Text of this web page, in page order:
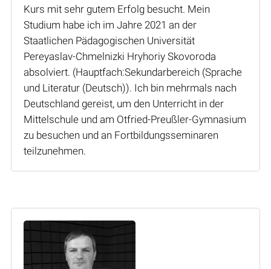
Kurs mit sehr gutem Erfolg besucht. Mein
Studium habe ich im Jahre 2021 an der
Staatlichen Pädagogischen Universität
Pereyaslav-Chmelnizki Hryhoriy Skovoroda
absolviert. (Hauptfach:Sekundarbereich (Sprache
und Literatur (Deutsch)). Ich bin mehrmals nach
Deutschland gereist, um den Unterricht in der
Mittelschule und am Otfried-Preußler-Gymnasium
zu besuchen und an Fortbildungsseminaren
teilzunehmen.